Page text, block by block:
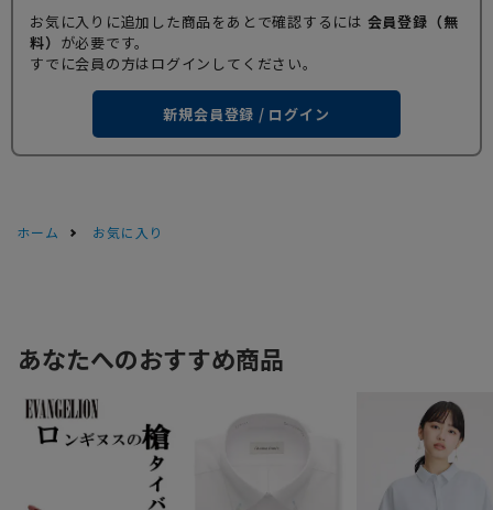
お気に入りに追加した商品をあとで確認するには 会員登録（無
料） が必要です。
すでに会員の方はログインしてください。
新規会員登録 / ログイン
ホーム お気に入り